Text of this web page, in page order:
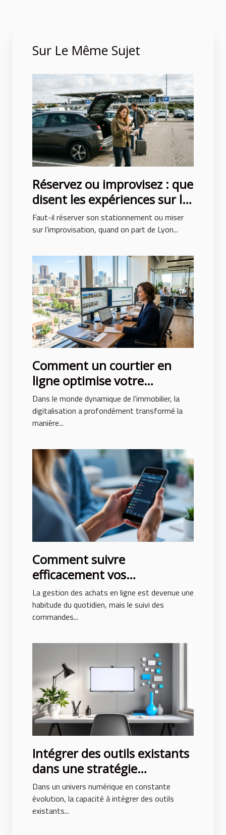
Sur Le Même Sujet
Réservez ou improvisez : que
disent les expériences sur le
parking aéroport lyon saint
ex ?
Faut-il réserver son stationnement ou miser
sur l’improvisation, quand on part de Lyon...
Comment un courtier en
ligne optimise votre
recherche immobilière ?
Dans le monde dynamique de l’immobilier, la
digitalisation a profondément transformé la
manière...
Comment suivre
efficacement vos
commandes en ligne ?
La gestion des achats en ligne est devenue une
habitude du quotidien, mais le suivi des
commandes...
Intégrer des outils existants
dans une stratégie
marketing consolidée
Dans un univers numérique en constante
évolution, la capacité à intégrer des outils
existants...